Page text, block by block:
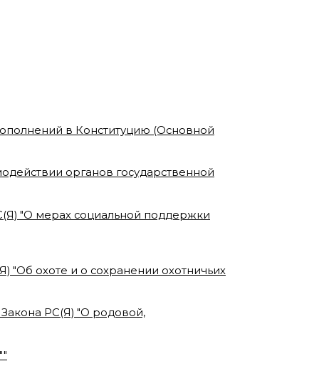
в Конституцию (Основной
органов государственной
"О мерах социальной поддержки
"Об охоте и о сохранении охотничьих
Закона РС(Я) "О родовой,
"